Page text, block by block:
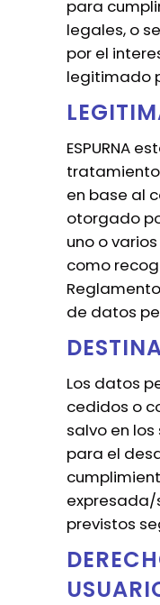
para
legales, o
por el
legitimado
ESPURNA
en base al
otorgado
uno o
como
de datos
Los datos
cedidos o
salvo en
para el
expresada/
previstos